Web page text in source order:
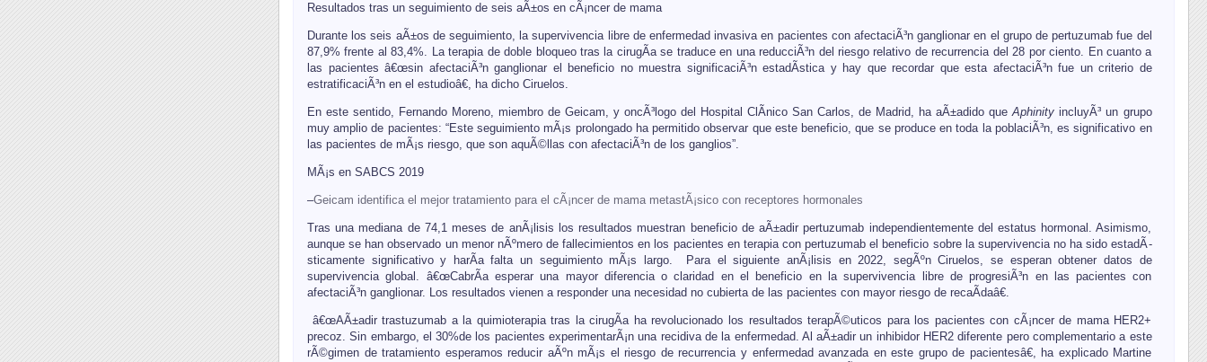
Resultados tras un seguimiento de seis aÃ±os en cÃ¡ncer de mama
Durante los seis aÃ±os de seguimiento, la supervivencia libre de enfermedad invasiva en pacientes con afectaciÃ³n ganglionar en el grupo de pertuzumab fue del
87,9% frente al 83,4%. La terapia de doble bloqueo tras la cirugÃ­a se traduce en una reducciÃ³n del riesgo relativo de recurrencia del 28 por ciento. En cuanto a
las pacientes â€œsin afectaciÃ³n ganglionar el beneficio no muestra significaciÃ³n estadÃ­stica y hay que recordar que esta afectaciÃ³n fue un criterio de
estratificaciÃ³n en el estudioâ€, ha dicho Ciruelos.
En este sentido, Fernando Moreno, miembro de Geicam, y oncÃ³logo del Hospital ClÃ­nico San Carlos, de Madrid, ha aÃ±adido queAphinity incluyÃ³ un grupo
muy amplio de pacientes: “Este seguimiento mÃ¡s prolongado ha permitido observar que este beneficio, que se produce en toda la poblaciÃ³n, es significativo en
las pacientes de mÃ¡s riesgo, que son aquÃ©llas con afectaciÃ³n de los ganglios”.
MÃ¡s en SABCS 2019
–Geicam identifica el mejor tratamiento para el cÃ¡ncer de mama metastÃ¡sico con receptores hormonales
Tras una mediana de 74,1 meses de anÃ¡lisis los resultados muestran beneficio de aÃ±adir pertuzumab independientemente del estatus hormonal. Asimismo,
aunque se han observado un menor nÃºmero de fallecimientos en los pacientes en terapia con pertuzumab el beneficio sobre la supervivencia no ha sido estadÃ­
sticamente significativo y harÃ­a falta un seguimiento mÃ¡s largo. Para el siguiente anÃ¡lisis en 2022, segÃºn Ciruelos, se esperan obtener datos de
supervivencia global. â€œCabrÃ­a esperar una mayor diferencia o claridad en el beneficio en la supervivencia libre de progresiÃ³n en las pacientes con
afectaciÃ³n ganglionar. Los resultados vienen a responder una necesidad no cubierta de las pacientes con mayor riesgo de recaÃ­daâ€.
â€œAÃ±adir trastuzumab a la quimioterapia tras la cirugÃ­a ha revolucionado los resultados terapÃ©uticos para los pacientes con cÃ¡ncer de mama HER2+
precoz. Sin embargo, el 30%de los pacientes experimentarÃ¡n una recidiva de la enfermedad. Al aÃ±adir un inhibidor HER2 diferente pero complementario a este
rÃ©gimen de tratamiento esperamos reducir aÃºn mÃ¡s el riesgo de recurrencia y enfermedad avanzada en este grupo de pacientesâ€, ha explicado Martine